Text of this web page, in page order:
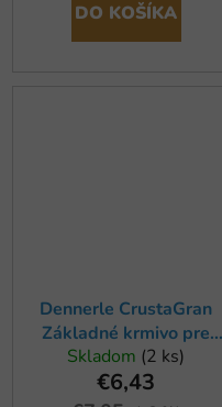
DO KOŠÍKA
Dennerle CrustaGran
Základné krmivo pre
krevetky 100ml
Skladom (2 ks)
€6,43